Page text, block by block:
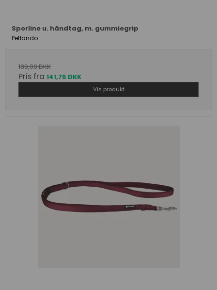
Sporline u. håndtag, m. gummiegrip
Petlando
189,00 DKK
Pris fra 141,75 DKK
Vis produkt